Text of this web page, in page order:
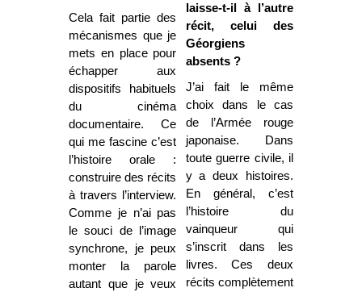
Cela fait partie des
mécanismes que je
mets en place pour
échapper aux
dispositifs habituels
du cinéma
documentaire. Ce
qui me fascine c’est
l’histoire orale :
construire des récits
à travers l’interview.
Comme je n’ai pas
le souci de l’image
synchrone, je peux
monter la parole
autant que je veux
laisse-t-il à l’autre
récit, celui des
Géorgiens
absents ?
J’ai fait le même
choix dans le cas
de l’Armée rouge
japonaise. Dans
toute guerre civile, il
y a deux histoires.
En général, c’est
l’histoire du
vainqueur qui
s’inscrit dans les
livres. Ces deux
récits complètement